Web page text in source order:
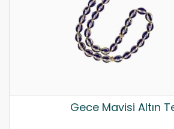
Gece Mavisi Altın